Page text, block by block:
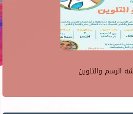
الرسم والتلوين